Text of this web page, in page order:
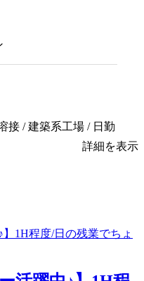
接 / 建築系工場 / 日勤
詳細を表示